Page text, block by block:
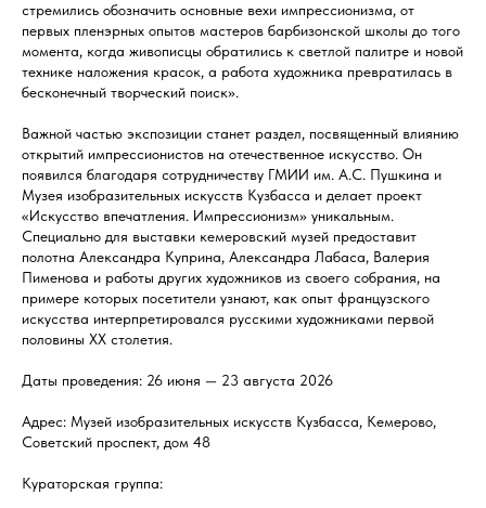
стремились обозначить основные вехи импрессионизма, от
первых пленэрных опытов мастеров барбизонской школы до того
момента, когда живописцы обратились к светлой палитре и новой
технике наложения красок, а работа художника превратилась в
бесконечный творческий поиск».
Важной частью экспозиции станет раздел, посвященный влиянию
открытий импрессионистов на отечественное искусство. Он
появился благодаря сотрудничеству ГМИИ им. А.С. Пушкина и
Музея изобразительных искусств Кузбасса и делает проект
«Искусство впечатления. Импрессионизм» уникальным.
Специально для выставки кемеровский музей предоставит
полотна Александра Куприна, Александра Лабаса, Валерия
Пименова и работы других художников из своего собрания, на
примере которых посетители узнают, как опыт французского
искусства интерпретировался русскими художниками первой
половины ХХ столетия.
Даты проведения: 26 июня — 23 августа 2026
Адрес: Музей изобразительных искусств Кузбасса, Кемерово,
Советский проспект, дом 48
Кураторская группа: